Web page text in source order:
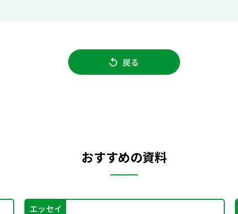
戻る
おすすめの資料
エッセイ